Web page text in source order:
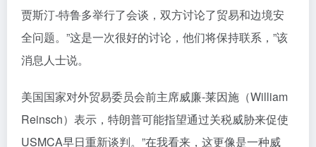
贾斯汀-特鲁多举行了会谈，双方讨论了贸易和边境安
全问题。”这是一次很好的讨论，他们将保持联系，”该
消息人士说。
美国国家对外贸易委员会前主席威廉-莱因施（William
Reinsch）表示，特朗普可能指望通过关税威胁来促使
USMCA早日重新谈判。”在我看来，这更像是一种威